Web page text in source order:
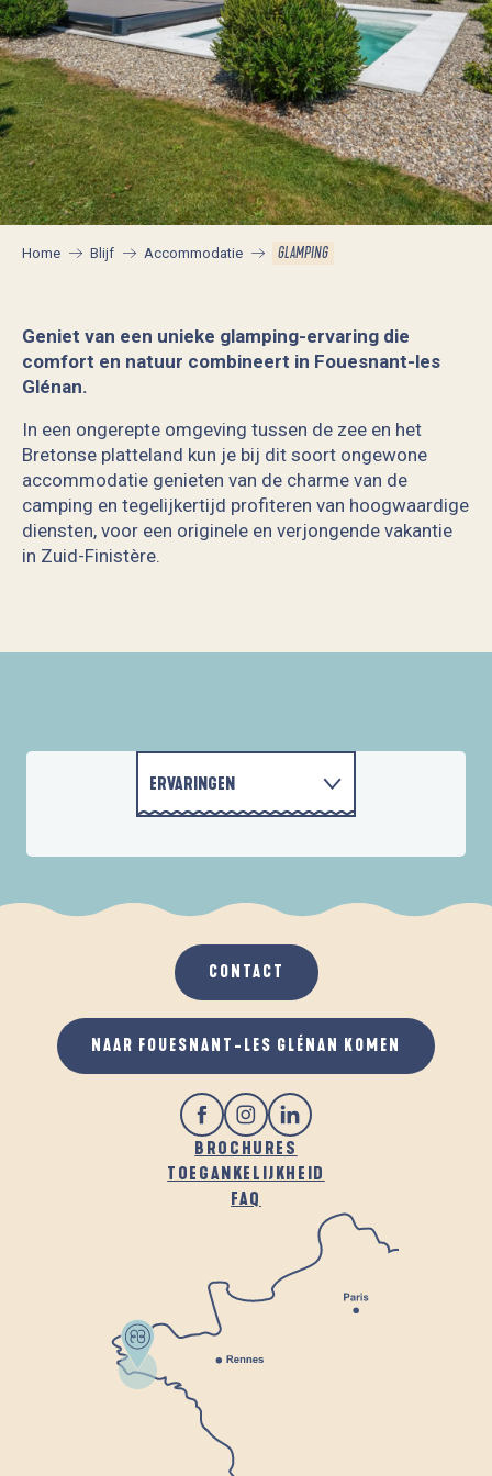
Home Blijf Accommodatie GLAMPING
Geniet van een unieke glamping-ervaring die
comfort en natuur combineert in Fouesnant-les
Glénan.
In een ongerepte omgeving tussen de zee en het
Bretonse platteland kun je bij dit soort ongewone
accommodatie genieten van de charme van de
camping en tegelijkertijd profiteren van hoogwaardige
diensten, voor een originele en verjongende vakantie
in Zuid-Finistère.
ERVARINGEN
ACCOMMODATIE
GASTRONOMIE
BROCHURES
TOEGANKELIJKHEID
FAQ
CONTACT
NAAR FOUESNANT-LES GLÉNAN KOMEN